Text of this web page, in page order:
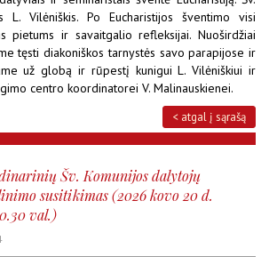
L. Vilėniškis. Po Eucharistijos šventimo visi
pietums ir savaitgalio refleksijai. Nuoširdžiai
tęsti diakoniškos tarnystės savo parapijose ir
už globą ir rūpestį kunigui L. Vilėniškiui ir
centro koordinatorei V. Malinauskienei.
< atgal į sąrašą
Šv. Komunijos dalytojų
susitikimas (2026 kovo 20 d.
val.)